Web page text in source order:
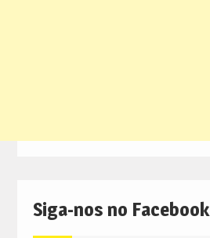
Siga-nos no Facebook